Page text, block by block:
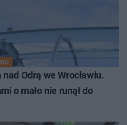
Odrą we Wrocławiu.
o mało nie runął do